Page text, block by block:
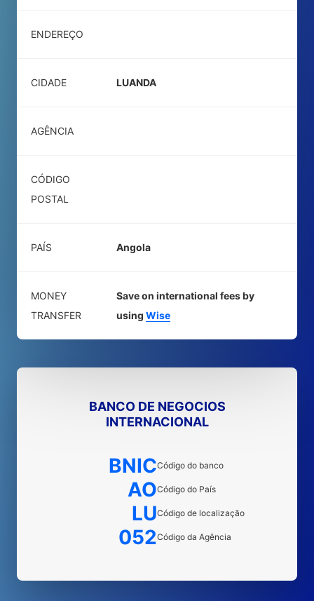
ENDEREÇO
CIDADE LUANDA
AGÊNCIA
CÓDIGO
POSTAL
PAÍS Angola
MONEY
TRANSFER
Save on international fees by
using Wise
BANCO DE NEGOCIOS
INTERNACIONAL
BNICCódigo do banco
AOCódigo do País
LUCódigo de localização
052Código da Agência